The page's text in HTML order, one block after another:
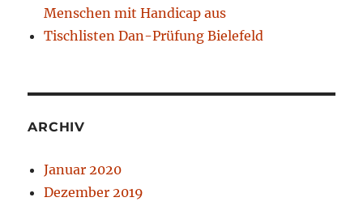
Menschen mit Handicap aus
Tischlisten Dan-Prüfung Bielefeld
ARCHIV
Januar 2020
Dezember 2019